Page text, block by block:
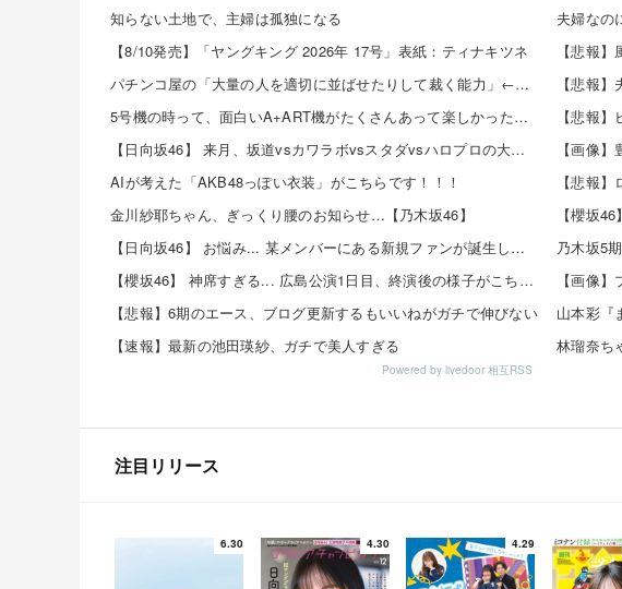
知らない土地で、主婦は孤独になる
【8/10発売】「ヤングキング 2026年 17号」表紙：ティナキツネ
パチンコ屋の「大量の人を適切に並ばせたりして裁く能力」←これガチで凄いよなｗｗｗ
5号機の時って、面白いA+ART機がたくさんあって楽しかったよなｗｗｗ
【日向坂46】 来月、坂道vsカワラボvsスタダvsハロプロの大激戦
AIが考えた「AKB48っぽい衣装」がこちらです！！！
金川紗耶ちゃん、ぎっくり腰のお知らせ…【乃木坂46】
【日向坂46】 お悩み... 某メンバーにある新規ファンが誕生していた
【櫻坂46】 神席すぎる... 広島公演1日目、終演後の様子がこちら【全国ツアー2026 What’s lonesome?】
【悲報】6期のエース、ブログ更新するもいいねがガチで伸びない
【速報】最新の池田瑛紗、ガチで美人すぎる
Powered by livedoor 相互RSS
夫婦なの
乃木坂5
【画像
山本彩『
注目リリース
6.30 4.30 4.29